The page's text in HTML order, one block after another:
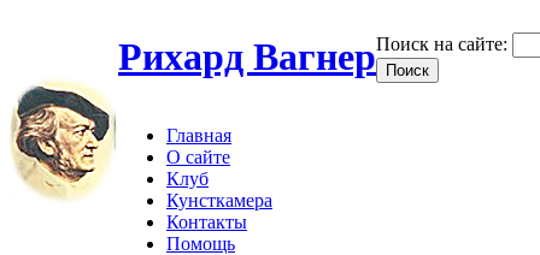
Рихард ВагнерПоиск на сайте:
Главная
О сайте
Клуб
Кунсткамера
Контакты
Помощь